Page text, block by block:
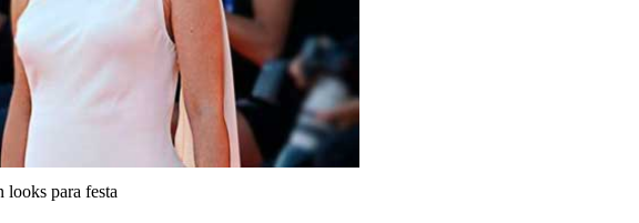
looks para festa